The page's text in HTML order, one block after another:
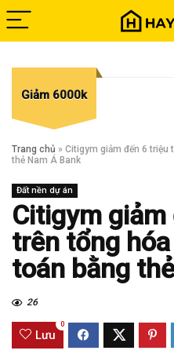
Giảm 6000k
Trang chủ » Citigym giảm đến 6 triệu
thẻ Nam Á Bank
Đất nền dự án
Citigym
trên tổng
toán bằng
26
Lưu
0